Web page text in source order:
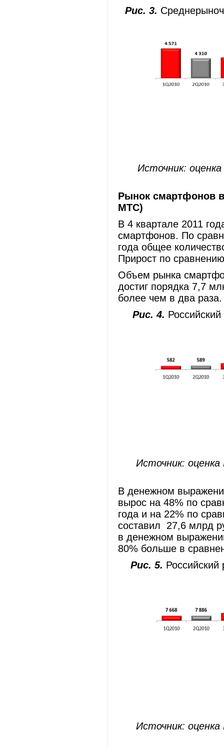
Рис. 3.
Источник:
Рынок смартфонов в
МТС)
В 4 квартале 2011
смартфонов. По
года общее
Прирост по
Объем рынка
достиг порядка 7,7
более чем в два раза.
Рис. 4.
Источник:
В денежном
вырос на 48% по
года и на 22% по
составил 27,6 млрд
в денежном
80% больше в
Рис. 5.
Источник: